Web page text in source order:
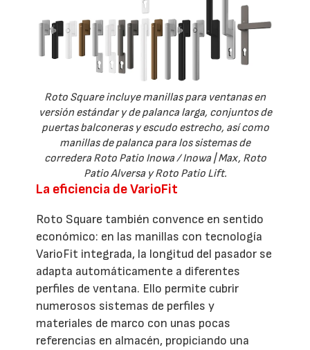
Roto Square incluye manillas para ventanas en
versión estándar y de palanca larga, conjuntos de
puertas balconeras y escudo estrecho, así como
manillas de palanca para los sistemas de
corredera Roto Patio Inowa / Inowa | Max, Roto
Patio Alversa y Roto Patio Lift.
La eficiencia de VarioFit
Roto Square también convence en sentido
económico: en las manillas con tecnología
VarioFit integrada, la longitud del pasador se
adapta automáticamente a diferentes
perfiles de ventana. Ello permite cubrir
numerosos sistemas de perfiles y
materiales de marco con unas pocas
referencias en almacén, propiciando una